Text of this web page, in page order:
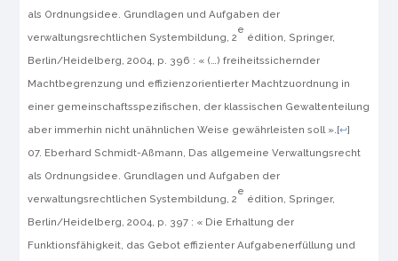
als Ordnungsidee. Grundlagen und Aufgaben der
verwaltungsrechtlichen Systembildung, 2
e
édition, Springer,
Berlin/Heidelberg, 2004, p. 396 : « (…) freiheitssichernder
Machtbegrenzung und effizienzorientierter Machtzuordnung in
einer gemeinschaftsspezifischen, der klassischen Gewaltenteilung
aber immerhin nicht unähnlichen Weise gewährleisten soll ».[↩]
Eberhard Schmidt-Aßmann, Das allgemeine Verwaltungsrecht
als Ordnungsidee. Grundlagen und Aufgaben der
verwaltungsrechtlichen Systembildung, 2
e
édition, Springer,
Berlin/Heidelberg, 2004, p. 397 : « Die Erhaltung der
Funktionsfähigkeit, das Gebot effizienter Aufgabenerfüllung und